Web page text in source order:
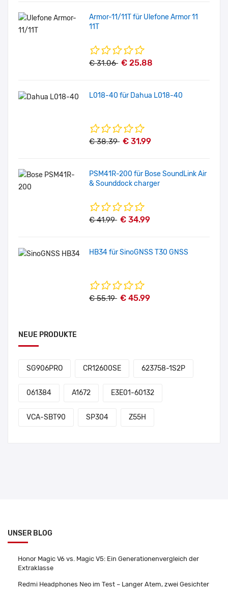
Armor-11/11T für Ulefone Armor 11
11T
€ 31.06 € 25.88
L018-40 für Dahua L018-40
€ 38.39 € 31.99
PSM41R-200 für Bose SoundLink Air
& Sounddock charger
€ 41.99 € 34.99
HB34 für SinoGNSS T30 GNSS
€ 55.19 € 45.99
NEUE PRODUKTE
SG906PRO CR12600SE 623758-1S2P
061384 A1672 E3E01-60132
VCA-SBT90 SP304 Z55H
UNSER BLOG
Honor Magic V6 vs. Magic V5: Ein Generationenvergleich der
Extraklasse
Redmi Headphones Neo im Test – Langer Atem, zwei Gesichter